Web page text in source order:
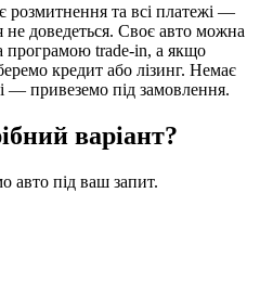
розмитнення та всі платежі —
доведеться. Своє авто можна
програмою trade-in, а якщо
кредит або лізинг. Немає
— привеземо під замовлення.
варіант?
авто під ваш запит.